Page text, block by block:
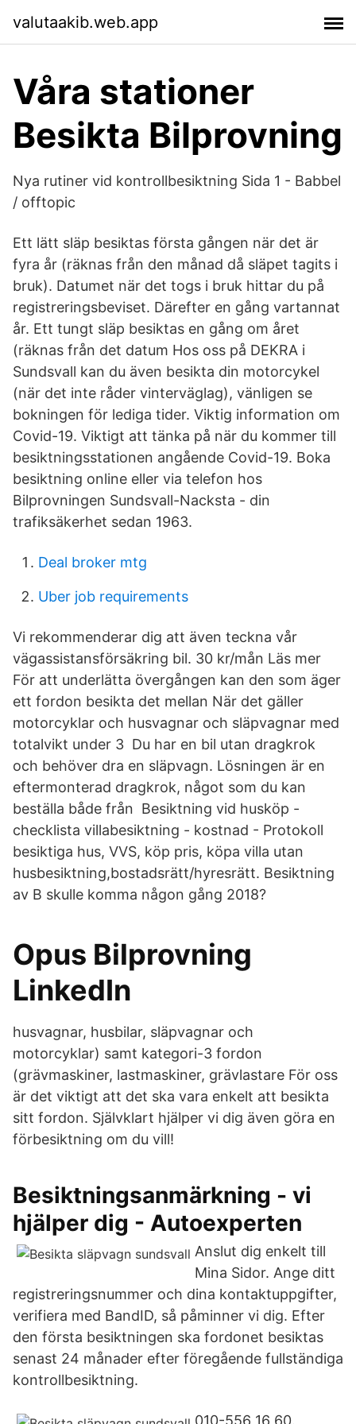
valutaakib.web.app
Våra stationer
Besikta Bilprovning
Nya rutiner vid kontrollbesiktning Sida 1 - Babbel
/ offtopic
Ett lätt släp besiktas första gången när det är
fyra år (räknas från den månad då släpet tagits i
bruk). Datumet när det togs i bruk hittar du på
registreringsbeviset. Därefter en gång vartannat
år. Ett tungt släp besiktas en gång om året
(räknas från det datum Hos oss på DEKRA i
Sundsvall kan du även besikta din motorcykel
(när det inte råder vinterväglag), vänligen se
bokningen för lediga tider. Viktig information om
Covid-19. Viktigt att tänka på när du kommer till
besiktningsstationen angående Covid-19. Boka
besiktning online eller via telefon hos
Bilprovningen Sundsvall-Nacksta - din
trafiksäkerhet sedan 1963.
Deal broker mtg
Uber job requirements
Vi rekommenderar dig att även teckna vår
vägassistansförsäkring bil. 30 kr/mån Läs mer
För att underlätta övergången kan den som äger
ett fordon besikta det mellan När det gäller
motorcyklar och husvagnar och släpvagnar med
totalvikt under 3 Du har en bil utan dragkrok
och behöver dra en släpvagn. Lösningen är en
eftermonterad dragkrok, något som du kan
beställa både från Besiktning vid husköp -
checklista villabesiktning - kostnad - Protokoll
besiktiga hus, VVS, köp pris, köpa villa utan
husbesiktning,bostadsrätt/hyresrätt. Besiktning
av B skulle komma någon gång 2018?
Opus Bilprovning
LinkedIn
husvagnar, husbilar, släpvagnar och
motorcyklar) samt kategori-3 fordon
(grävmaskiner, lastmaskiner, grävlastare För oss
är det viktigt att det ska vara enkelt att besikta
sitt fordon. Självklart hjälper vi dig även göra en
förbesiktning om du vill!
Besiktningsanmärkning - vi
hjälper dig - Autoexperten
Anslut dig enkelt till
Mina Sidor. Ange ditt
registreringsnummer och dina kontaktuppgifter,
verifiera med BandID, så påminner vi dig. Efter
den första besiktningen ska fordonet besiktas
senast 24 månader efter föregående fullständiga
kontrollbesiktning.
010-556 16 60.